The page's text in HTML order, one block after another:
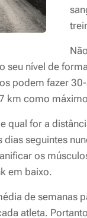
seu nível de
podem fazer
km como
qual for a
dias seguintes
os
em baixo.
de semanas
atleta.